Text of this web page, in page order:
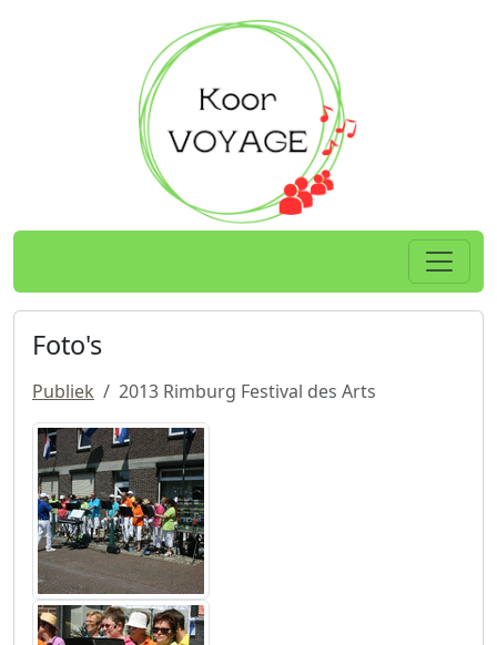
Spring naar hoofdtekst
Foto's
Publiek 2013 Rimburg Festival des Arts